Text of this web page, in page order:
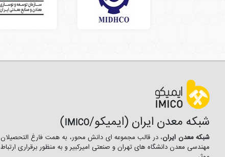
شبکه معدن ایران (ایمیکو/IMICO
)
شبکه معدن ایران، در قالب مجموعه ای دانش محور، به همت فارغ­ التحصیلان
مهندسی معدن دانشگاه ­های تهران و صنعتی امیرکبیر و به منظور برقراری ارتباط